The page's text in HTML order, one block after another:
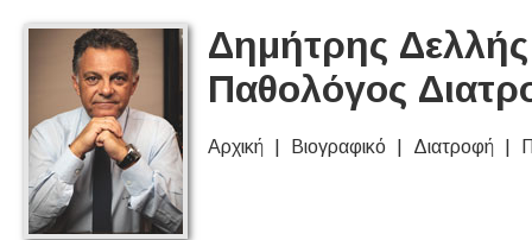
Δημήτρης
Παθολόγος
Αρχική Βιογραφικό Διατροφή